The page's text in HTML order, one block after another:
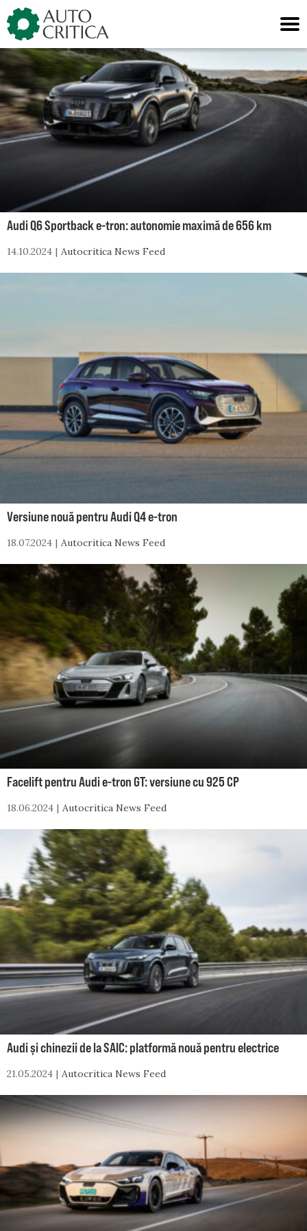
Skip
to
content
Audi Q6 Sportback e-tron: autonomie maximă de 656 km
14.10.2024 Autocritica News Feed
Versiune nouă pentru Audi Q4 e-tron
18.07.2024 Autocritica News Feed
Facelift pentru Audi e-tron GT: versiune cu 925 CP
18.06.2024 Autocritica News Feed
Audi și chinezii de la SAIC: platformă nouă pentru electrice
21.05.2024 Autocritica News Feed